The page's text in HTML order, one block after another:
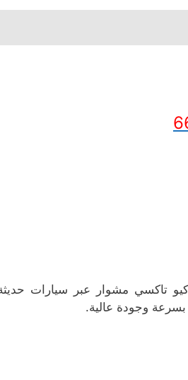
مشوار عبر سيارات
وجودة عالية.